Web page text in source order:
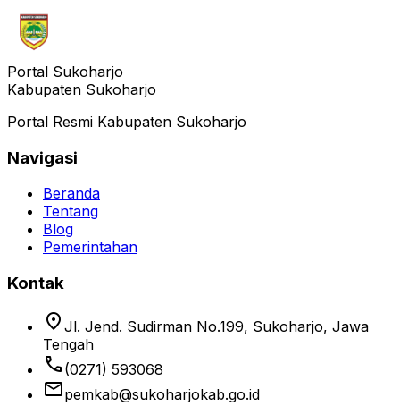
Portal Sukoharjo
Kabupaten Sukoharjo
Portal Resmi Kabupaten Sukoharjo
Navigasi
Beranda
Tentang
Blog
Pemerintahan
Kontak
location_on Jl. Jend. Sudirman No.199, Sukoharjo, Jawa
Tengah
phone (0271) 593068
emailpemkab@sukoharjokab.go.id